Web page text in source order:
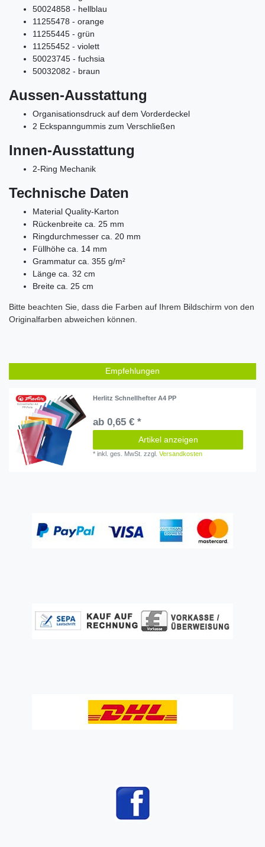
50024858 - hellblau
11255478 - orange
11255445 - grün
11255452 - violett
50023745 - fuchsia
50032082 - braun
Aussen-Ausstattung
Organisationsdruck auf dem Vorderdeckel
2 Eckspanngummis zum Verschließen
Innen-Ausstattung
2-Ring Mechanik
Technische Daten
Material Quality-Karton
Rückenbreite ca. 25 mm
Ringdurchmesser ca. 20 mm
Füllhöhe ca. 14 mm
Grammatur ca. 355 g/m²
Länge ca. 32 cm
Breite ca. 25 cm
Bitte beachten Sie, dass die Farben auf Ihrem Bildschirm von den
Originalfarben abweichen können.
Empfehlungen
Herlitz Schnellhefter A4 PP
ab 0,65 € *
Artikel anzeigen
*inkl. ges. MwSt. zzgl.Versandkosten